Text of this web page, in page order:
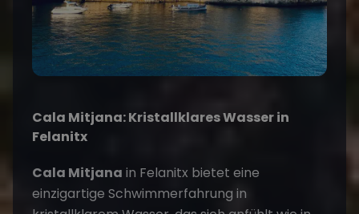
Cala Mitjana: Kristallklares Wasser in
Felanitx
Cala Mitjana in Felanitx bietet eine
einzigartige Schwimmerfahrung in